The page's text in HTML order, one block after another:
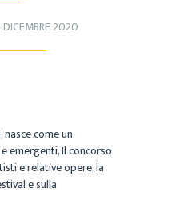
DICEMBRE 2020
come un
emergenti, Il concorso
e relative opere, la
e sulla